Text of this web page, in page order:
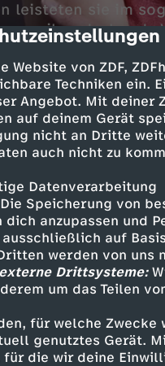
Website von ZDF,
Techniken ein.
Angebot. Mit deiner
auf deinem Gerät
nicht an Dritte
auch nicht zu
Datenverarbeitung
Speicherung von
dich anzupassen und
auf
werden von uns
Drittsysteme:
um das Teilen
für welche
genutztes Gerät.
die wir deine
leisteten sie im
ihre
In der
erzählt als
Schicksal ihrer
Boxens.
beim
Janko
das Buch über
von Sängerin
die SS. Er